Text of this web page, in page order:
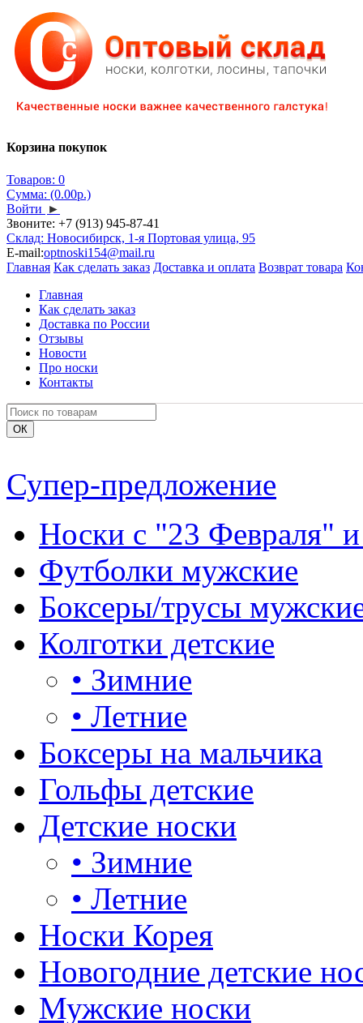
Корзина покупок
Товаров: 0
Сумма: (0.00р.)
Войти ►
Звоните: +7 (913) 945-87-41
Склад: Новосибирск, 1-я Портовая улица, 95
E-mail:optnoski154@mail.ru
Главная Как сделать заказ Доставка и оплата Возврат товара
Главная
Как сделать заказ
Доставка по России
Отзывы
Новости
Про носки
Контакты
Супер-предложение
Носки с "23 Февраля"
Футболки мужские
Боксеры/трусы
Колготки детские
• Зимние
• Летние
Боксеры на мальчика
Гольфы детские
Детские носки
• Зимние
• Летние
Носки Корея
Новогодние детские
Мужские носки